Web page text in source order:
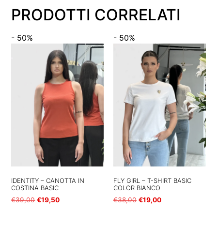
PRODOTTI CORRELATI
- 50%
IDENTITY – CANOTTA IN
COSTINA BASIC
€39,00 €19,50
- 50%
FLY GIRL – T-SHIRT BASIC
COLOR BIANCO
€38,00 €19,00